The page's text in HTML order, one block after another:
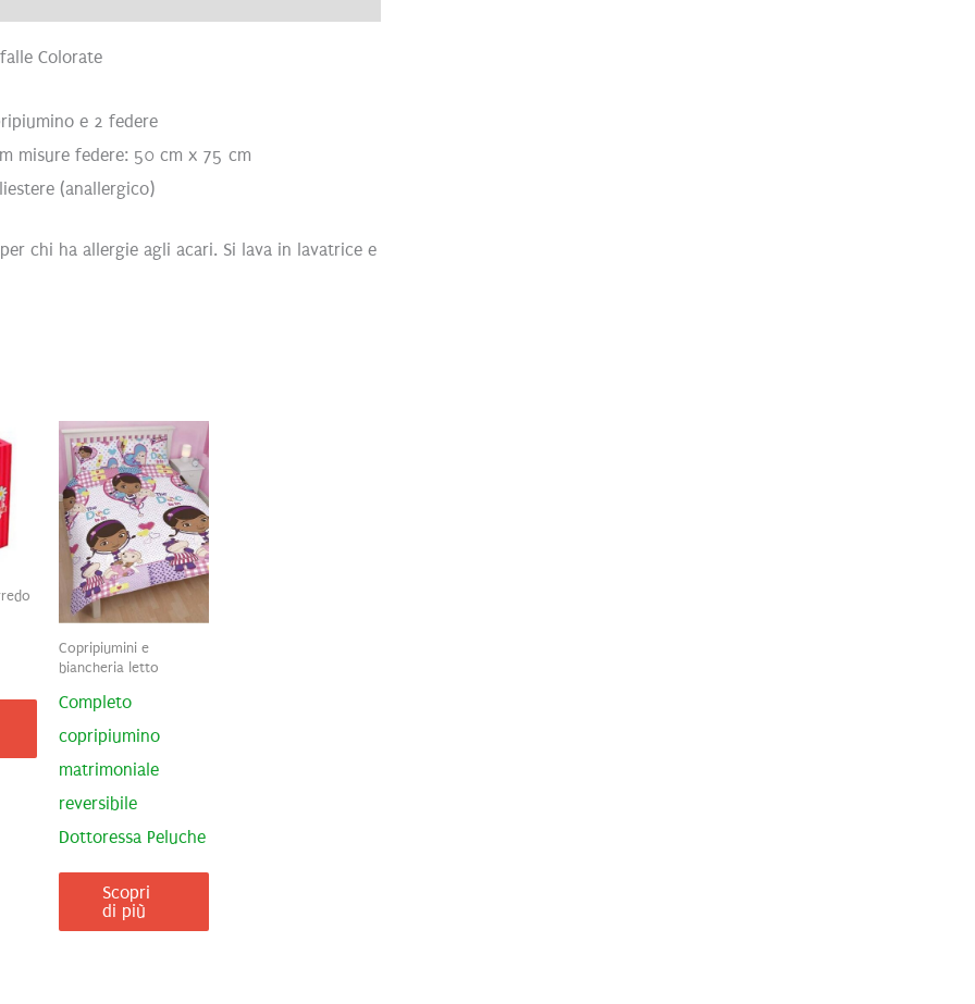
Colorate
e 2 federe
misure federe: 50 cm x 75 cm
(anallergico)
chi ha allergie agli acari. Si lava in lavatrice e
Copripiumini e
biancheria letto
Completo
copripiumino
matrimoniale
reversibile
Dottoressa Peluche
Scopri
di più